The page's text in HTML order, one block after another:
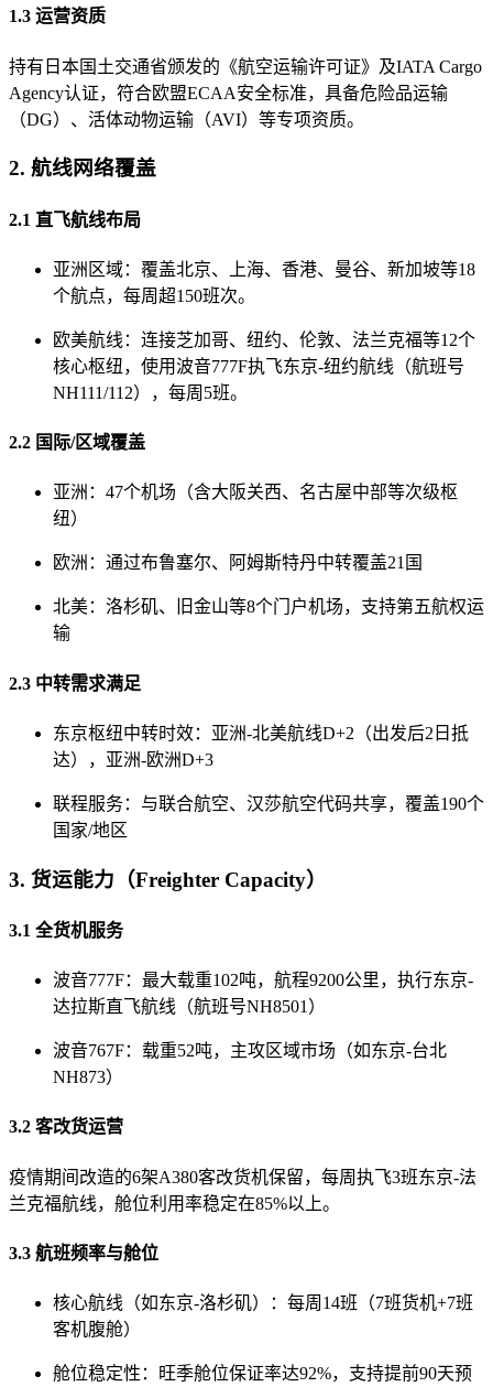
1.3 运营资质
持有日本国土交通省颁发的《航空运输许可证》及IATA Cargo
Agency认证，符合欧盟ECAA安全标准，具备危险品运输
（DG）、活体动物运输（AVI）等专项资质。
2. 航线网络覆盖
2.1 直飞航线布局
亚洲区域：覆盖北京、上海、香港、曼谷、新加坡等18
个航点，每周超150班次。
欧美航线：连接芝加哥、纽约、伦敦、法兰克福等12个
核心枢纽，使用波音777F执飞东京-纽约航线（航班号
NH111/112），每周5班。
2.2 国际/区域覆盖
亚洲：47个机场（含大阪关西、名古屋中部等次级枢
纽）
欧洲：通过布鲁塞尔、阿姆斯特丹中转覆盖21国
北美：洛杉矶、旧金山等8个门户机场，支持第五航权运
输
2.3 中转需求满足
东京枢纽中转时效：亚洲-北美航线D+2（出发后2日抵
达），亚洲-欧洲D+3
联程服务：与联合航空、汉莎航空代码共享，覆盖190个
国家/地区
3. 货运能力（Freighter Capacity）
3.1 全货机服务
波音777F：最大载重102吨，航程9200公里，执行东京-
达拉斯直飞航线（航班号NH8501）
波音767F：载重52吨，主攻区域市场（如东京-台北
NH873）
3.2 客改货运营
疫情期间改造的6架A380客改货机保留，每周执飞3班东京-法
兰克福航线，舱位利用率稳定在85%以上。
3.3 航班频率与舱位
核心航线（如东京-洛杉矶）：每周14班（7班货机+7班
客机腹舱）
舱位稳定性：旺季舱位保证率达92%，支持提前90天预